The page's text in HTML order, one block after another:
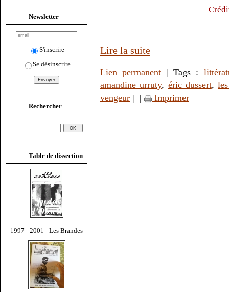
Newsletter
S'inscrire
Se désinscrire
Rechercher
Table de dissection
1997 - 2001 - Les Brandes
Lire la suite
Lien permanent | Tags :
amandine urruty, éric dussert,
vengeur | | Imprimer